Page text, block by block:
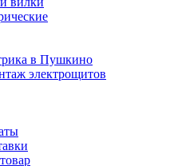
в Пушкино
электрощитов